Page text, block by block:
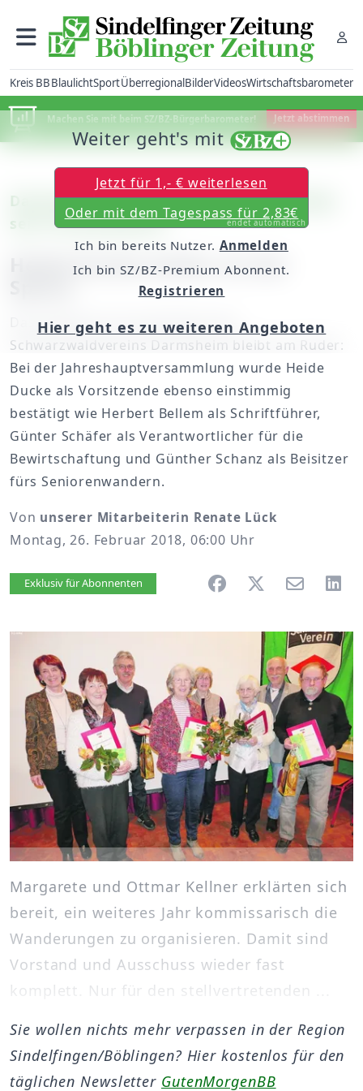
Kreis BBBlaulichtSportÜberregionalBilderVideosWirtschaftsbarometer
Machen Sie mit beim SZ/BZ-Bürgerbarometer! Jetzt abstimmen
Darmsheim: Schwarzwaldverein bestätigt
sein Vorstandsteam
Heide Ducke weiter an der
Das bewährte Vorstandsteam des
Schwarzwaldvereins Darmsheim bleibt am Ruder:
Bei der Jahreshauptversammlung wurde Heide
Ducke als Vorsitzende ebenso einstimmig
bestätigt wie Herbert Bellem als Schriftführer,
Günter Schäfer als Verantwortlicher für die
Bewirtschaftung und Günther Schanz als Beisitzer
fürs Seniorenwandern.
Von unserer Mitarbeiterin Renate Lück
Montag, 26. Februar 2018, 06:00 Uhr
Artikel vorlesen
Exklusiv für Abonnenten
Margarete und Ottmar Kellner erklärten sich
bereit, ein weiteres Jahr kommissarisch die
Wanderungen zu organisieren. Damit sind
Vorstand und Ausschuss wieder fast
komplett. Nur für den stellvertretenden ...
Weiter geht's mit
Jetzt für 1,- € weiterlesen
Oder mit dem Tagespass für 2,83€
endet automatisch
Ich bin bereits Nutzer. Anmelden
Ich bin SZ/BZ-Premium Abonnent.
Registrieren
Hier geht es zu weiteren Angeboten
Sie wollen nichts mehr verpassen in der Region
Sindelfingen/Böblingen? Hier kostenlos für den
täglichen Newsletter GutenMorgenBB